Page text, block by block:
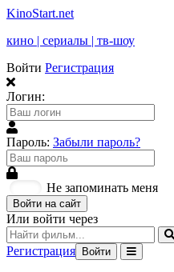
KinoStart.net
кино | сериалы | тв-шоу
Войти Регистрация
Логин:
Пароль: Забыли пароль?
Не запоминать меня
Войти на сайт
Или войти через
Регистрация Войти